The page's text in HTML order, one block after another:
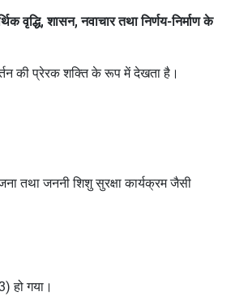
वृद्धि, शासन, नवाचार तथा निर्णय-निर्माण के
की प्रेरक शक्ति के रूप में देखता है।
तथा जननी शिशु सुरक्षा कार्यक्रम जैसी
हो गया।